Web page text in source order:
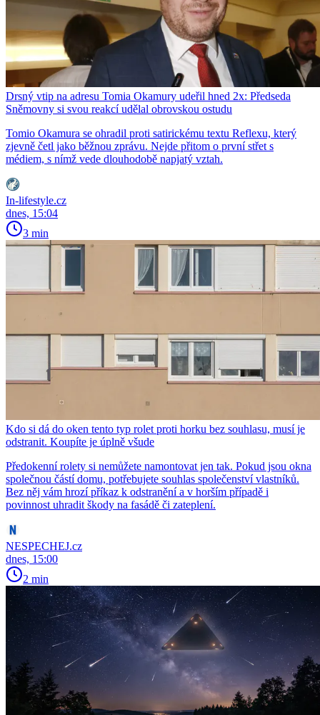
Drsný vtip na adresu Tomia Okamury udeřil hned 2x: Předseda
Sněmovny si svou reakcí udělal obrovskou ostudu
Tomio Okamura se ohradil proti satirickému textu Reflexu, který
zjevně četl jako běžnou zprávu. Nejde přitom o první střet s
médiem, s nímž vede dlouhodobě napjatý vztah.
In-lifestyle.cz
dnes, 15:04
3 min
Kdo si dá do oken tento typ rolet proti horku bez souhlasu, musí je
odstranit. Koupíte je úplně všude
Předokenní rolety si nemůžete namontovat jen tak. Pokud jsou okna
společnou částí domu, potřebujete souhlas společenství vlastníků.
Bez něj vám hrozí příkaz k odstranění a v horším případě i
povinnost uhradit škody na fasádě či zateplení.
NESPECHEJ.cz
dnes, 15:00
2 min